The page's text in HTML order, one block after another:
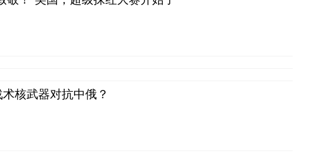
核武器对抗中俄？